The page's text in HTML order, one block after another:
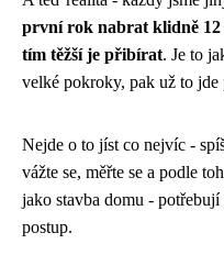
první rok nabrat klidně 12
tím těžší je přibírat. Je to
velké pokroky, pak už to jde
Nejde o to jíst co nejvíc -
vážte se, měřte se a podle
jako stavba domu -
postup.